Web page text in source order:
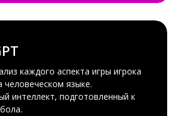
каждого аспекта игры игрока
человеческом языке.
интеллект, подготовленный к